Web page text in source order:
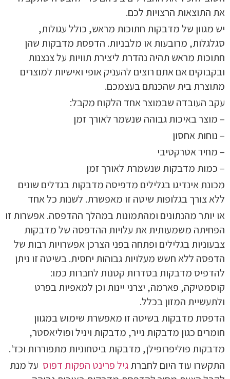
את התוצאות הרצויות לכם.
יש מגוון של מדבקות חתוכות מראש, כולל עגולות,
סגלגלות, מרובעות או מלבניות. הדפסת מדבקות שהן
חתוכות מראש תהיה נהדרת ליצירת תוויות על צנצנות
ובקבוקים אם אתם רוצים להעניק אופי ואישיות למוצרים
מתוצרת בית שהכנתם בעצמכם.
עקב העובדה שבמוצר אחד הלקוח מקבל:
– מוצר באיכות גבוהה שנשמר לאורך זמן
– נוחות אחסון
– מחיר אטרקטיבי
– כמות מדבקות שנשמרת לאורך זמן
מכונת אינדיגו בגלילים מדפיסה מדבקות בגדלים שונים
ללא צורך בגלופות שיטה זו מאפשרת. לשנות כל אחד
או יותר מהנתונים ומהתמונות במהלך ההדפסה. אפשרות זו
הפחיתה משמעותית את עלויות ההדפסה של מדבקות
צבעוניות בגלילים ופתחה בפני הצרכן אפשרויות רבות של
הדפסה ללא חשש מעלויות גבוהות יחסית. בשיטה זו ניתן
להדפיס מדבקות בסדרות קטנות לחברות כמו:
קוסמטיקה, פארמה, יצרני יינות וכן למאפיות בפרט
ולתעשיית המזון בכלל.
הדפסת מדבקות בשיטה זו מאפשרת שימוש במגוון
חומרים כגון מדבקות נייר, מדבקות ויניל ופוליאסטר,
מדבקות פוליפרופילן, מדבקות ביטחוניות מתפוררות וכד'.
התקשרו עוד היום לחברתגיל פרינט הפקות דפוס על מנת